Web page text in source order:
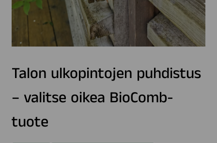
Talon ulkopintojen puhdistus
– valitse oikea BioComb-
tuote